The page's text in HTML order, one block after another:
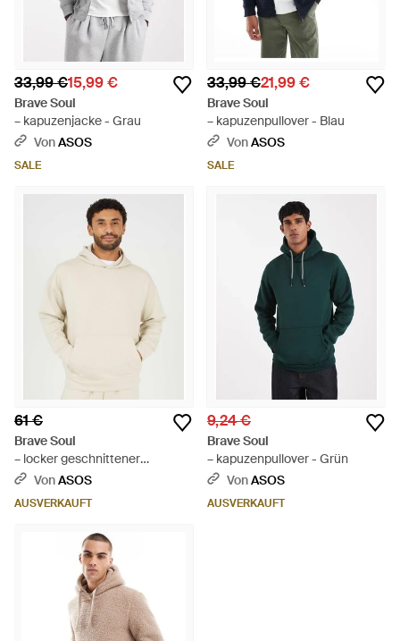
33,99 €15,99 €
Brave Soul
– kapuzenjacke - Grau
VonASOS
SALE
33,99 €21,99 €
Brave Soul
– kapuzenpullover - Blau
VonASOS
SALE
61 €
Brave Soul
– locker geschnittener
kapuzenpullover - Natur
VonASOS
AUSVERKAUFT
9,24 €
Brave Soul
– kapuzenpullover - Grün
VonASOS
AUSVERKAUFT